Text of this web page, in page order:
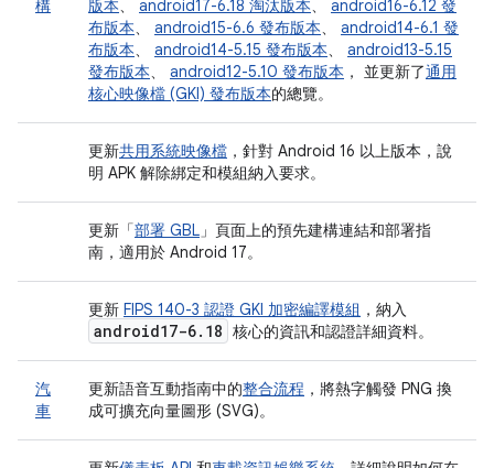
構
版本、 android17-6.18 淘汰版本、 android16-6.12 發
布版本、 android15-6.6 發布版本、 android14-6.1 發
布版本、 android14-5.15 發布版本、 android13-5.15
發布版本、 android12-5.10 發布版本 ， 並更新了通用
核心映像檔 (GKI) 發布版本的總覽。
更新共用系統映像檔 ，針對 Android 16 以上版本，說
明 APK 解除綁定和模組納入要求。
更新「部署 GBL 」頁面上的預先建構連結和部署指
南，適用於 Android 17。
更新 FIPS 140-3 認證 GKI 加密編譯模組 ，納入
android17-6. 18 核心的資訊和認證詳細資料。
汽
車
更新語音互動指南中的整合流程 ，將熱字觸發 PNG 換
成可擴充向量圖形 (SVG)。